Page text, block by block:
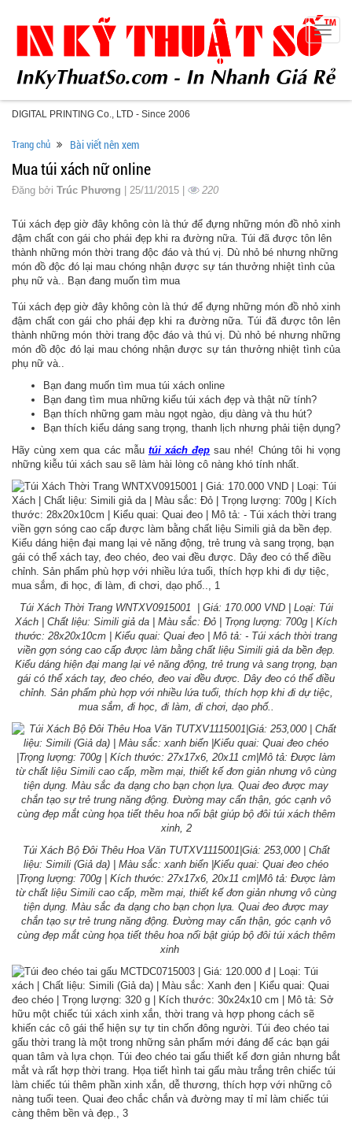
DIGITAL PRINTING Co., LTD - Since 2006
Toggle
Trang chủ Bài viết nên xem
Mua túi xách nữ online
Đăng bởi Trúc Phương | 25/11/2015 | 220
Túi xách đẹp giờ đây không còn là thứ để đựng những món đồ nhỏ xinh
đậm chất con gái cho phái đẹp khi ra đường nữa. Túi đã được tôn lên
thành những món thời trang độc đáo và thú vị. Dù nhỏ bé nhưng những
món đồ độc đó lại mau chóng nhận được sự tán thưởng nhiệt tình của
phụ nữ và.. Bạn đang muốn tìm mua
Túi xách đẹp giờ đây không còn là thứ để đựng những món đồ nhỏ xinh
đậm chất con gái cho phái đẹp khi ra đường nữa. Túi đã được tôn lên
thành những món thời trang độc đáo và thú vị. Dù nhỏ bé nhưng những
món đồ độc đó lại mau chóng nhận được sự tán thưởng nhiệt tình của
phụ nữ và..
Bạn đang muốn tìm mua túi xách online
Bạn đang tìm mua những kiểu túi xách đẹp và thật nữ tính?
Bạn thích những gam màu ngọt ngào, dịu dàng và thu hút?
Bạn thích kiểu dáng sang trọng, thanh lịch nhưng phải tiện dụng?
Hãy cùng xem qua các mẫu túi xách đẹp sau nhé! Chúng tôi hi vọng
những kiễu túi xách sau sẽ làm hài lòng cô nàng khó tính nhất.
Túi Xách Thời Trang WNTXV0915001 | Giá: 170.000 VND | Loại: Túi
Xách | Chất liệu: Simili giả da | Màu sắc: Đỏ | Trọng lượng: 700g | Kích
thước: 28x20x10cm | Kiểu quai: Quai đeo | Mô tả: - Túi xách thời trang
viền gợn sóng cao cấp được làm bằng chất liệu Simili giả da bền đẹp.
Kiểu dáng hiện đại mang lại vẻ năng động, trẻ trung và sang trọng, bạn
gái có thể xách tay, đeo chéo, đeo vai đều được. Dây đeo có thể điều
chỉnh. Sản phẩm phù hợp với nhiều lứa tuổi, thích hợp khi đi dự tiệc,
mua sắm, đi học, đi làm, đi chơi, dạo phố..
Túi Xách Bộ Đôi Thêu Hoa Văn TUTXV1115001|Giá: 253,000 | Chất
liệu: Simili (Giả da) | Màu sắc: xanh biển |Kiểu quai: Quai đeo chéo
|Trọng lượng: 700g | Kích thước: 27x17x6, 20x11 cm|Mô tả: Được làm
từ chất liệu Simili cao cấp, mềm mại, thiết kế đơn giản nhưng vô cùng
tiện dụng. Màu sắc đa dạng cho bạn chọn lựa. Quai đeo được may
chắn tạo sự trẻ trung năng động. Đường may cẩn thận, góc cạnh vô
cùng đẹp mắt cùng họa tiết thêu hoa nổi bật giúp bộ đôi túi xách thêm
xinh